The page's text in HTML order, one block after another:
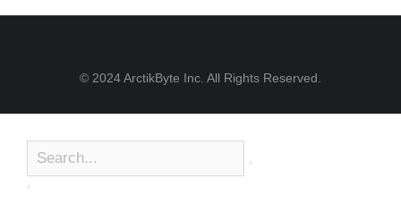
© 2024 ArctikByte Inc. All Rights Reserved.